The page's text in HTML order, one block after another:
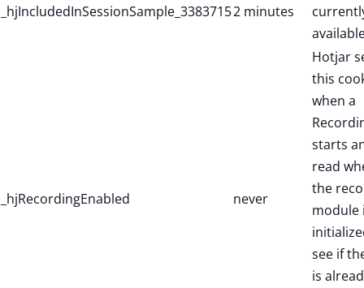
_hjIncludedInSessionSample_33837152 minutes
_hjRecordingEnabled never
Hotjar
this
when a
starts
read
the
module
see if
is